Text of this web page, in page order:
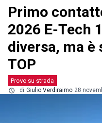
Primo
2026 E-Tech
diversa, ma è
TOP
Prove su strada
di Giulio Verdiraimo 28